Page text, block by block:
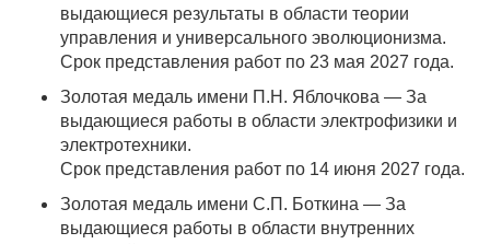
выдающиеся результаты в области теории
управления и универсального эволюционизма.
Срок представления работ по 23 мая 2027 года.
Золотая медаль имени П.Н. Яблочкова — За
выдающиеся работы в области электрофизики и
электротехники.
Срок представления работ по 14 июня 2027 года.
Золотая медаль имени С.П. Боткина — За
выдающиеся работы в области внутренних